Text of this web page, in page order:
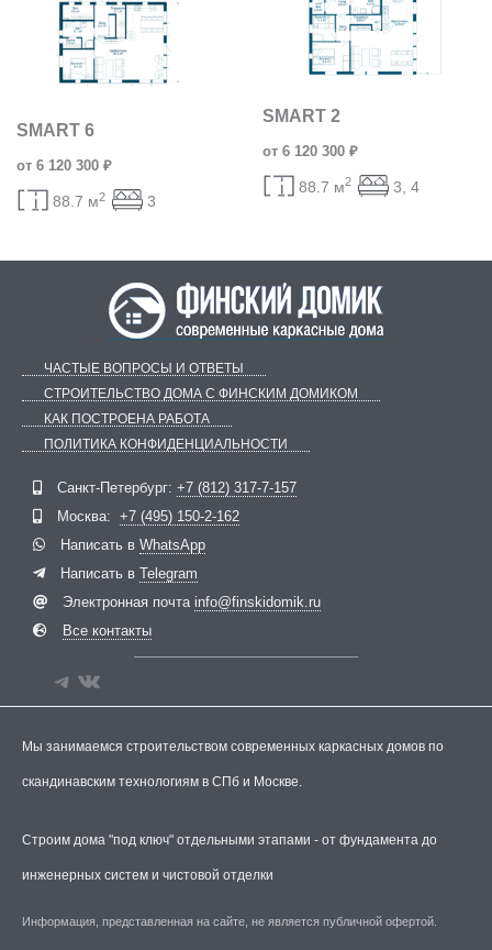
SMART 6
от 6 120 300 ₽
88.7 м2 3
SMART 2
от 6 120 300 ₽
88.7 м2 3, 4
ЧАСТЫЕ ВОПРОСЫ И ОТВЕТЫ
СТРОИТЕЛЬСТВО ДОМА С ФИНСКИМ ДОМИКОМ
КАК ПОСТРОЕНА РАБОТА
ПОЛИТИКА КОНФИДЕНЦИАЛЬНОСТИ
Санкт-Петербург: +7 (812) 317-7-157
Москва: +7 (495) 150-2-162
Написать в WhatsApp
Написать в Telegram
Электронная почта info@finskidomik.ru
Все контакты
Мы занимаемся строительством современных каркасных домов по
скандинавским технологиям в СПб и Москве.
Строим дома "под ключ" отдельными этапами - от фундамента до
инженерных систем и чистовой отделки
Информация, представленная на сайте, не является публичной офертой.